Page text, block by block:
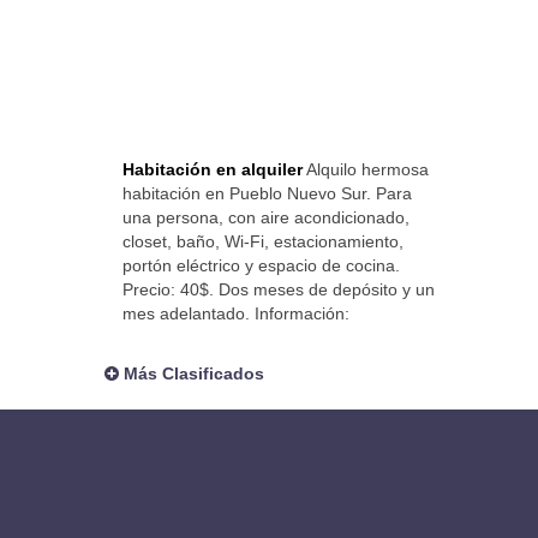
Habitación en alquilerAlquilo hermosa
habitación en Pueblo Nuevo Sur. Para
una persona, con aire acondicionado,
closet, baño, Wi-Fi, estacionamiento,
portón eléctrico y espacio de cocina.
Precio: 40$. Dos meses de depósito y un
mes adelantado. Información:
Más Clasificados